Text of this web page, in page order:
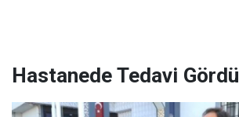
Hastanede Tedavi Gördü